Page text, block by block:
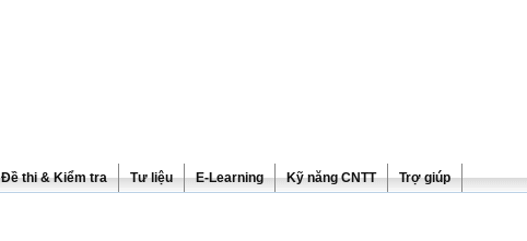
Đề thi & Kiểm tra Tư liệu E-Learning Kỹ năng CNTT Trợ giúp